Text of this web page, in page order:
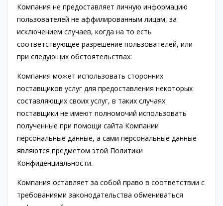
Компания не предоставляет личную информацию
пользователей не аффилированным лицам, за
исключением случаев, когда на то есть
соответствующее разрешение пользователей, или
при следующих обстоятельствах:
Компания может использовать сторонних
поставщиков услуг для предоставления некоторых
составляющих своих услуг, в таких случаях
поставщики не имеют полномочий использовать
полученные при помощи сайта Компании
персональные данные, а сами персональные данные
являются предметом этой Политики
Конфиденциальности.
Компания оставляет за собой право в соответствии с
требованиями законодательства обмениваться